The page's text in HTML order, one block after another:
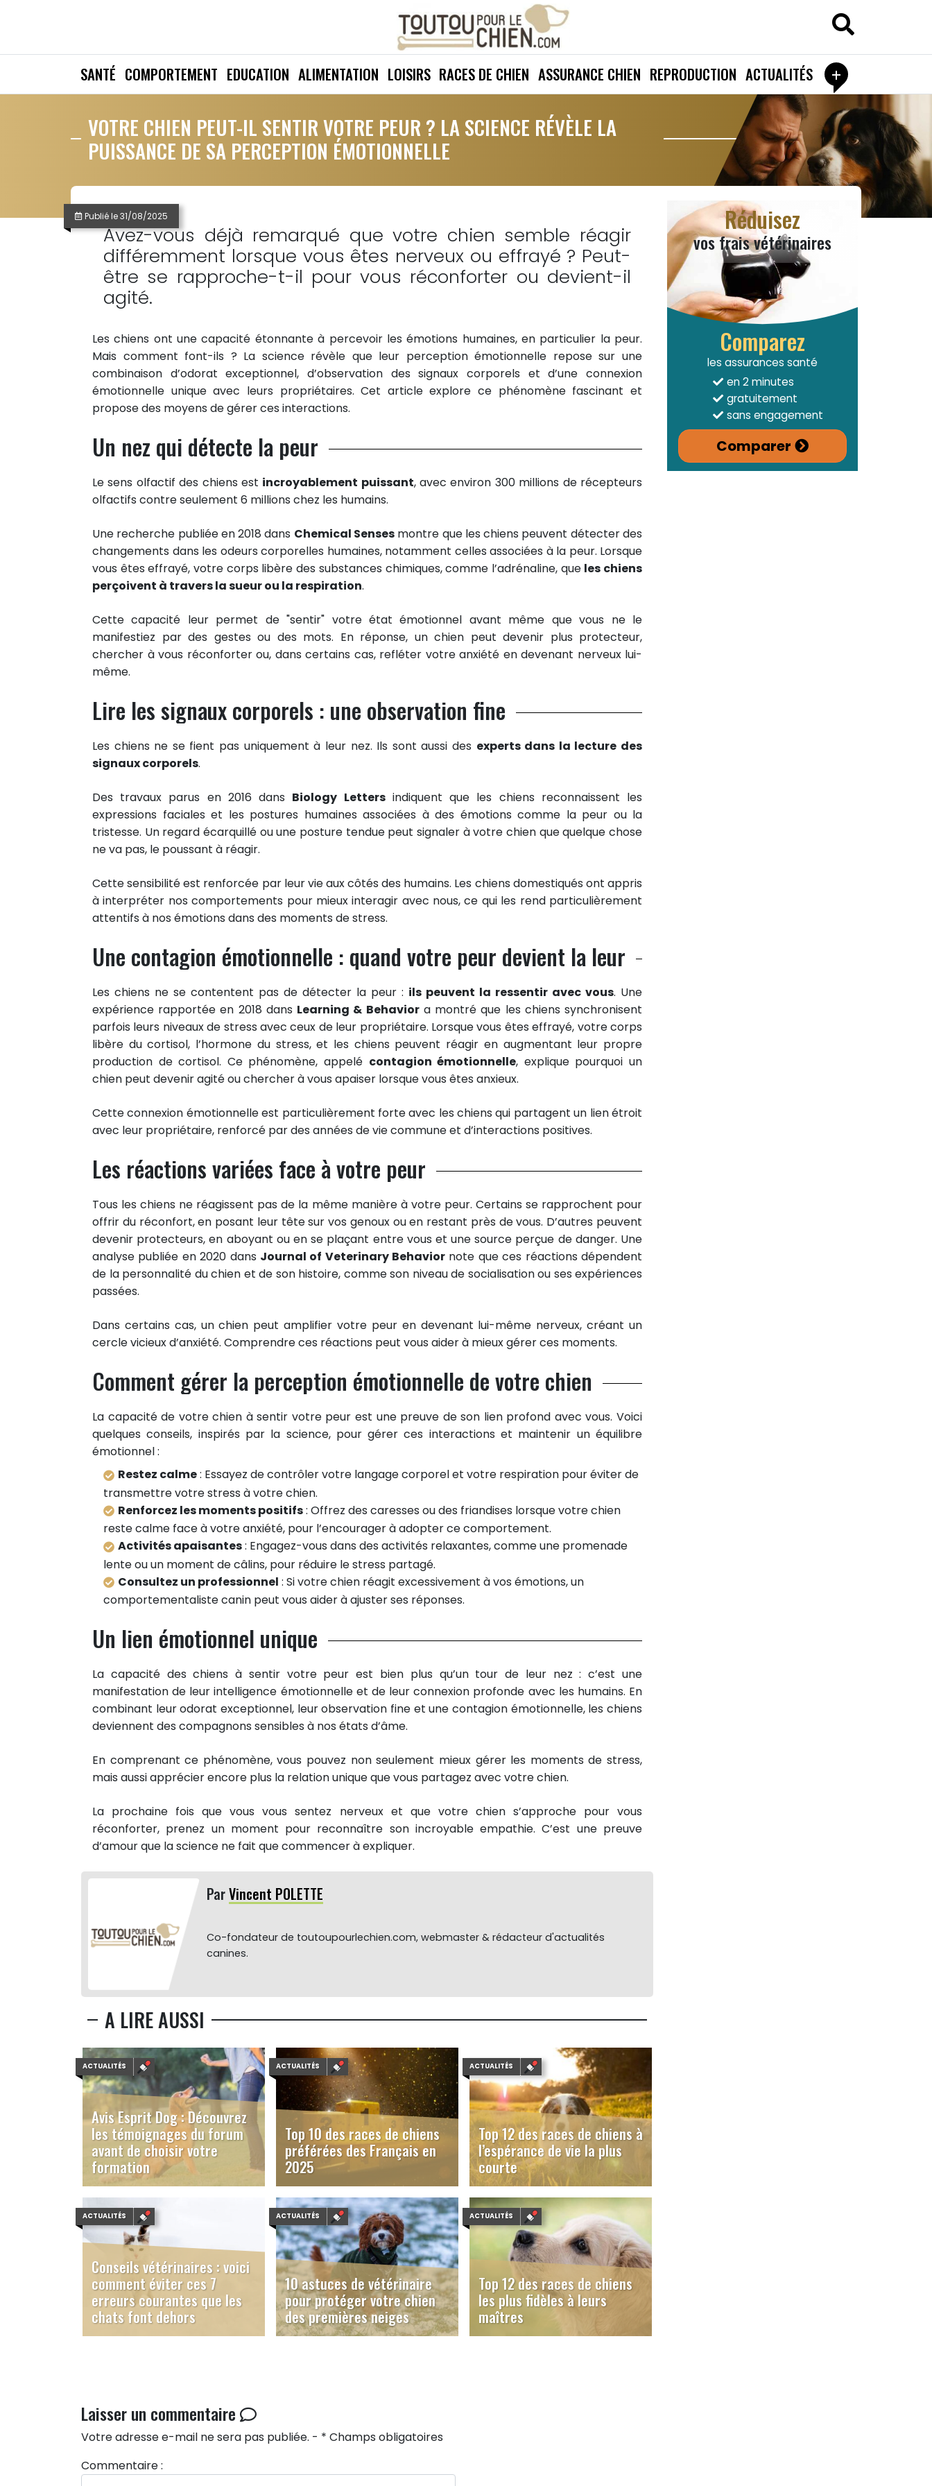
SANTÉ COMPORTEMENT EDUCATION ALIMENTATION LOISIRS RACES DE CHIEN ASSURANCE CHIEN REPRODUCTION ACTUALITÉS +
VOTRE CHIEN PEUT-IL SENTIR VOTRE PEUR ? LA SCIENCE RÉVÈLE LA
PUISSANCE DE SA PERCEPTION ÉMOTIONNELLE
Publié le31/08/2025
Avez-vous déjà remarqué que votre chien semble réagir
différemment lorsque vous êtes nerveux ou effrayé ? Peut-
être se rapproche-t-il pour vous réconforter ou devient-il
agité.
Partager sur facebook
Partager sur Twitter
Epingler sur Pinterest
Les chiens ont une capacité étonnante à percevoir les émotions humaines, en particulier la peur.
Mais comment font-ils ? La science révèle que leur perception émotionnelle repose sur une
combinaison d’odorat exceptionnel, d’observation des signaux corporels et d’une connexion
émotionnelle unique avec leurs propriétaires. Cet article explore ce phénomène fascinant et
propose des moyens de gérer ces interactions.
Un nez qui détecte la peur
Le sens olfactif des chiens est incroyablement puissant, avec environ 300 millions de récepteurs
olfactifs contre seulement 6 millions chez les humains.
Une recherche publiée en 2018 dans Chemical Senses montre que les chiens peuvent détecter des
changements dans les odeurs corporelles humaines, notamment celles associées à la peur. Lorsque
vous êtes effrayé, votre corps libère des substances chimiques, comme l’adrénaline, que les chiens
perçoivent à travers la sueur ou la respiration.
Cette capacité leur permet de "sentir" votre état émotionnel avant même que vous ne le
manifestiez par des gestes ou des mots. En réponse, un chien peut devenir plus protecteur,
chercher à vous réconforter ou, dans certains cas, refléter votre anxiété en devenant nerveux lui-
même.
Lire les signaux corporels : une observation fine
Les chiens ne se fient pas uniquement à leur nez. Ils sont aussi des experts dans la lecture des
signaux corporels.
Des travaux parus en 2016 dans Biology Lettersindiquent que les chiens reconnaissent les
expressions faciales et les postures humaines associées à des émotions comme la peur ou la
tristesse. Un regard écarquillé ou une posture tendue peut signaler à votre chien que quelque chose
ne va pas, le poussant à réagir.
Cette sensibilité est renforcée par leur vie aux côtés des humains. Les chiens domestiqués ont appris
à interpréter nos comportements pour mieux interagir avec nous, ce qui les rend particulièrement
attentifs à nos émotions dans des moments de stress.
Une contagion émotionnelle : quand votre peur devient la leur
Les chiens ne se contentent pas de détecter la peur : ils peuvent la ressentir avec vous. Une
expérience rapportée en 2018 dans Learning & Behaviora montré que les chiens synchronisent
parfois leurs niveaux de stress avec ceux de leur propriétaire. Lorsque vous êtes effrayé, votre corps
libère du cortisol, l’hormone du stress, et les chiens peuvent réagir en augmentant leur propre
production de cortisol. Ce phénomène, appelé contagion émotionnelle, explique pourquoi un
chien peut devenir agité ou chercher à vous apaiser lorsque vous êtes anxieux.
Cette connexion émotionnelle est particulièrement forte avec les chiens qui partagent un lien étroit
avec leur propriétaire, renforcé par des années de vie commune et d’interactions positives.
Les réactions variées face à votre peur
Tous les chiens ne réagissent pas de la même manière à votre peur. Certains se rapprochent pour
offrir du réconfort, en posant leur tête sur vos genoux ou en restant près de vous. D’autres peuvent
devenir protecteurs, en aboyant ou en se plaçant entre vous et une source perçue de danger. Une
analyse publiée en 2020 dans Journal of Veterinary Behavior note que ces réactions dépendent
de la personnalité du chien et de son histoire, comme son niveau de socialisation ou ses expériences
passées.
Dans certains cas, un chien peut amplifier votre peur en devenant lui-même nerveux, créant un
cercle vicieux d’anxiété. Comprendre ces réactions peut vous aider à mieux gérer ces moments.
Comment gérer la perception émotionnelle de votre chien
La capacité de votre chien à sentir votre peur est une preuve de son lien profond avec vous. Voici
quelques conseils, inspirés par la science, pour gérer ces interactions et maintenir un équilibre
émotionnel :
Restez calme: Essayez de contrôler votre langage corporel et votre respiration pour éviter de
transmettre votre stress à votre chien.
Renforcez les moments positifs: Offrez des caresses ou des friandises lorsque votre chien
reste calme face à votre anxiété, pour l’encourager à adopter ce comportement.
Activités apaisantes: Engagez-vous dans des activités relaxantes, comme une promenade
lente ou un moment de câlins, pour réduire le stress partagé.
Consultez un professionnel : Si votre chien réagit excessivement à vos émotions, un
comportementaliste canin peut vous aider à ajuster ses réponses.
Un lien émotionnel unique
La capacité des chiens à sentir votre peur est bien plus qu’un tour de leur nez : c’est une
manifestation de leur intelligence émotionnelle et de leur connexion profonde avec les humains. En
combinant leur odorat exceptionnel, leur observation fine et une contagion émotionnelle, les chiens
deviennent des compagnons sensibles à nos états d’âme.
En comprenant ce phénomène, vous pouvez non seulement mieux gérer les moments de stress,
mais aussi apprécier encore plus la relation unique que vous partagez avec votre chien.
La prochaine fois que vous vous sentez nerveux et que votre chien s’approche pour vous
réconforter, prenez un moment pour reconnaître son incroyable empathie. C’est une preuve
d’amour que la science ne fait que commencer à expliquer.
ParVincent POLETTE
Co-fondateur de toutoupourlechien.com, webmaster & rédacteur d'actualités
canines.
A LIRE AUSSI
ACTUALITÉS
Avis Esprit Dog : Découvrez
les témoignages du forum
avant de choisir votre
formation
ACTUALITÉS
Top 10 des races de chiens
préférées des Français en
2025
ACTUALITÉS
Top 12 des races de chiens à
l’espérance de vie la plus
courte
ACTUALITÉS
Conseils vétérinaires : voici
comment éviter ces 7
erreurs courantes que les
chats font dehors
ACTUALITÉS
10 astuces de vétérinaire
pour protéger votre chien
des premières neiges
ACTUALITÉS
Top 12 des races de chiens
les plus fidèles à leurs
maîtres
Réduisez
vos frais vétérinaires
Comparez
les assurances santé
en 2 minutes
gratuitement
sans engagement
Comparer
Laisser un commentaire
Votre adresse e-mail ne sera pas publiée. - * Champs obligatoires
Commentaire :